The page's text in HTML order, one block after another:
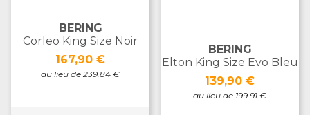
BERING
Corleo King Size Noir
Prix
167,90 €
au lieu de 239.84 €
BERING
Elton King Size Evo Bleu
Prix
139,90 €
au lieu de 199.91 €